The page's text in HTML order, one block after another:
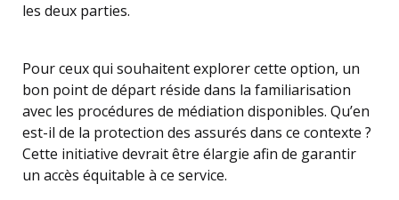
les deux parties.
Pour ceux qui souhaitent explorer cette option, un
bon point de départ réside dans la familiarisation
avec les procédures de médiation disponibles. Qu’en
est-il de la protection des assurés dans ce contexte ?
Cette initiative devrait être élargie afin de garantir
un accès équitable à ce service.